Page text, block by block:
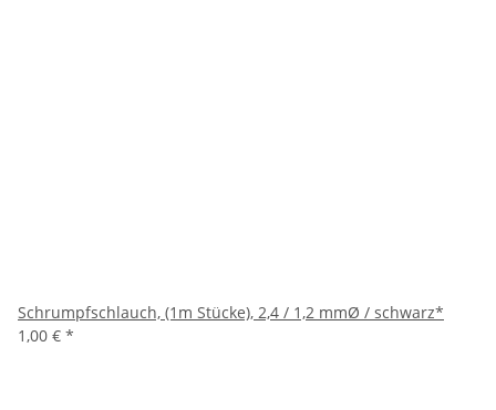
Schrumpfschlauch, (1m Stücke), 2,4 / 1,2 mmØ / schwarz*
1,00 € *